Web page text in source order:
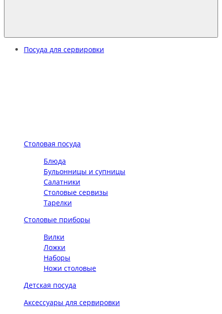
Посуда для сервировки
Столовая посуда
Блюда
Бульонницы и супницы
Салатники
Столовые сервизы
Тарелки
Столовые приборы
Вилки
Ложки
Наборы
Ножи столовые
Детская посуда
Аксессуары для сервировки